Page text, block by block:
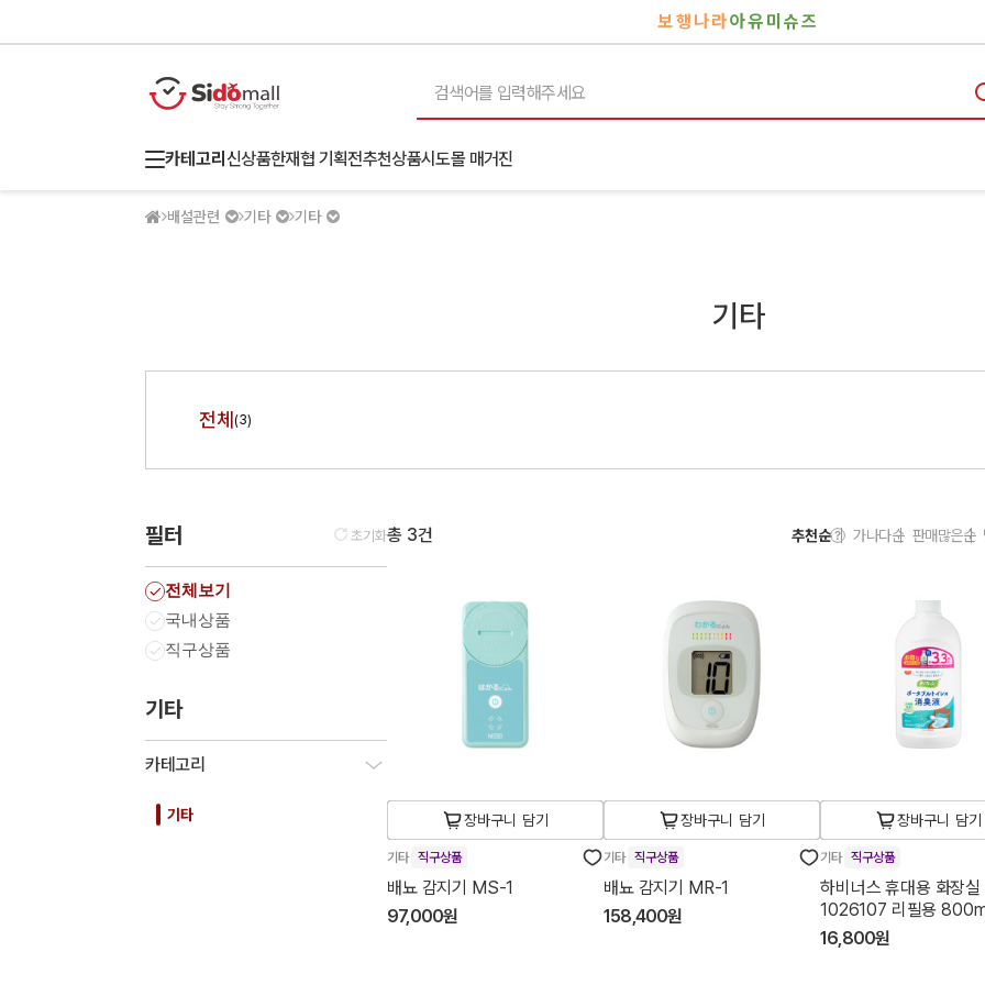
보행나라아유미슈즈
카테고리 신상품한재협 기획전추천상품시도몰 매거진
배설관련 기타 기타
기타
전체 (3)
필터 초기화
전체보기
국내상품
직구상품
기타
카테고리
기타
총 3건 추천순 가나다순 판매많은순
장바구니 담기
기타 직구상품
배뇨 감지기 MS-1
97,000원
장바구니 담기
기타 직구상품
배뇨 감지기 MR-1
158,400원
장바구니 담기
기타 직구상품
하비너스 휴대용 화장실
1026107 리필용
16,800원